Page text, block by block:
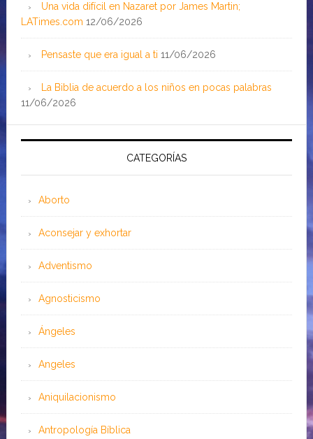
Una vida difícil en Nazaret por James Martin;
LATimes.com 12/06/2026
Pensaste que era igual a ti 11/06/2026
La Biblia de acuerdo a los niños en pocas palabras
11/06/2026
CATEGORÍAS
Aborto
Aconsejar y exhortar
Adventismo
Agnosticismo
Ángeles
Angeles
Aniquilacionismo
Antropología Bíblica